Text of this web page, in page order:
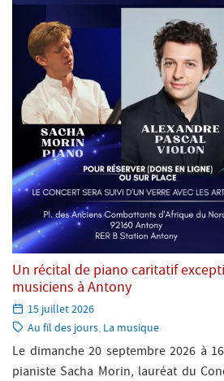
Un récital de piano caritatif
musiciens à Antony
Paru
le:
15 juillet 2026
Catégorie:
Au fil des jours, La musique
Le dimanche 20 septembre 2026 à
pianiste Sacha Morin, lauréat du